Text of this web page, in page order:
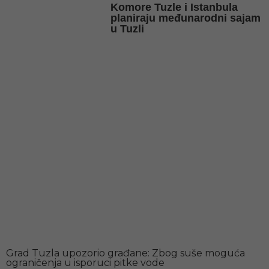
Komore Tuzle i Istanbula
planiraju međunarodni sajam
u Tuzli
Grad Tuzla upozorio građane: Zbog suše moguća
ograničenja u isporuci pitke vode